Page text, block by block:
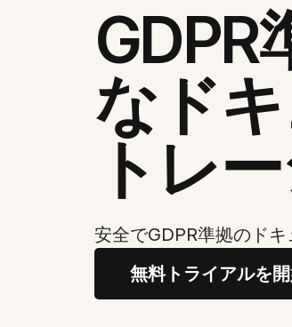
GDPR
なド
トレ
安全でGDPR準拠のド
無料トライアルを